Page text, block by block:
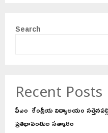
Search
Recent Posts
పీఎం కేంద్రీయ విద్యాలయం
ప్రతిభావంతుల సత్కారం